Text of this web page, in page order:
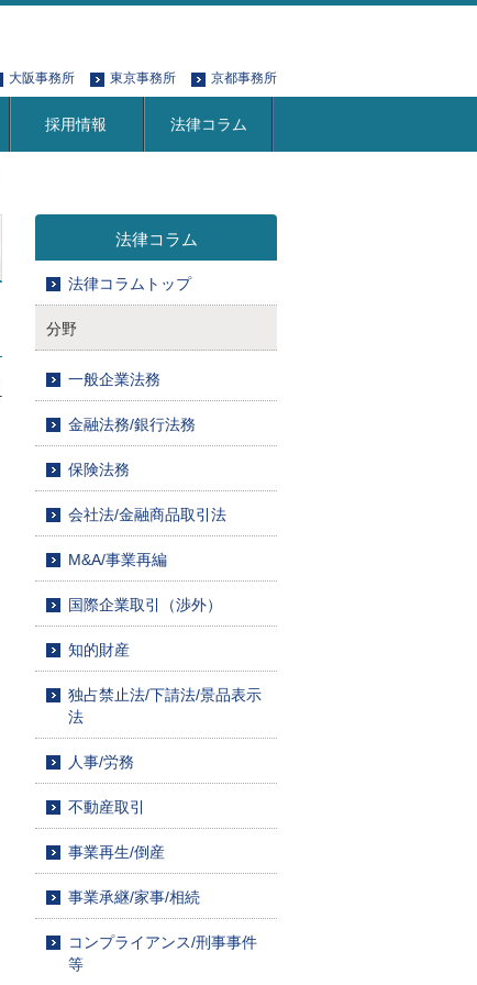
大阪事務所 東京事務所 京都事務所
採用情報 法律コラム
法律コラム
法律コラムトップ
分野
一般企業法務
金融法務/銀行法務
保険法務
会社法/金融商品取引法
M&A/事業再編
国際企業取引（渉外）
知的財産
独占禁止法/下請法/景品表示
法
人事/労務
不動産取引
事業再生/倒産
事業承継/家事/相続
コンプライアンス/刑事事件
等